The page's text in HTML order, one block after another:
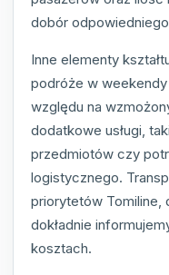
dobór
Inne elementy
podróże w
względu na
dodatkowe usługi,
przedmiotów czy
logistycznego.
priorytetów Tomiline,
dokładnie
kosztach.